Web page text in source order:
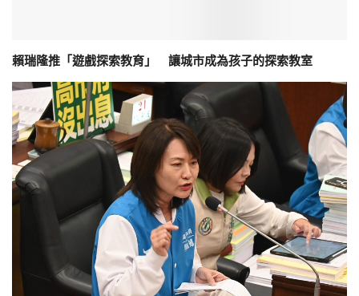
賴瑞隆推「遊戲探索教育」 讓城市成為孩子的探索教室